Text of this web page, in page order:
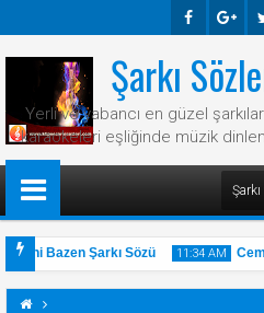
Ook E-
Plus
R
Şarkı
Yerli ve yabancı en güzel
karaokeleri eşliğinde müzik
Hani Bazen Şarkı Sözü 11:34 AM